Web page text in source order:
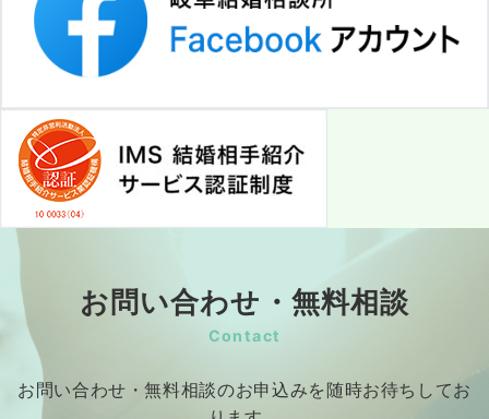
お問い合わせ・無料相談
Contact
お問い合わせ・無料相談のお申込みを随時お待ちしてお